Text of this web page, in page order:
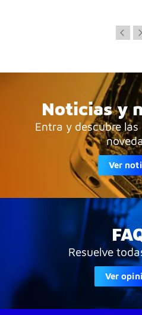
Noticias y
Entra y descubre
Ver
Resuelve
Ver